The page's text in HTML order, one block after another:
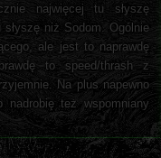
najwięcej tu słyszę
niż Sodom. Ogólnie
ale jest to naprawdę
to speed/thrash z
Na plus napewno
też wspomniany